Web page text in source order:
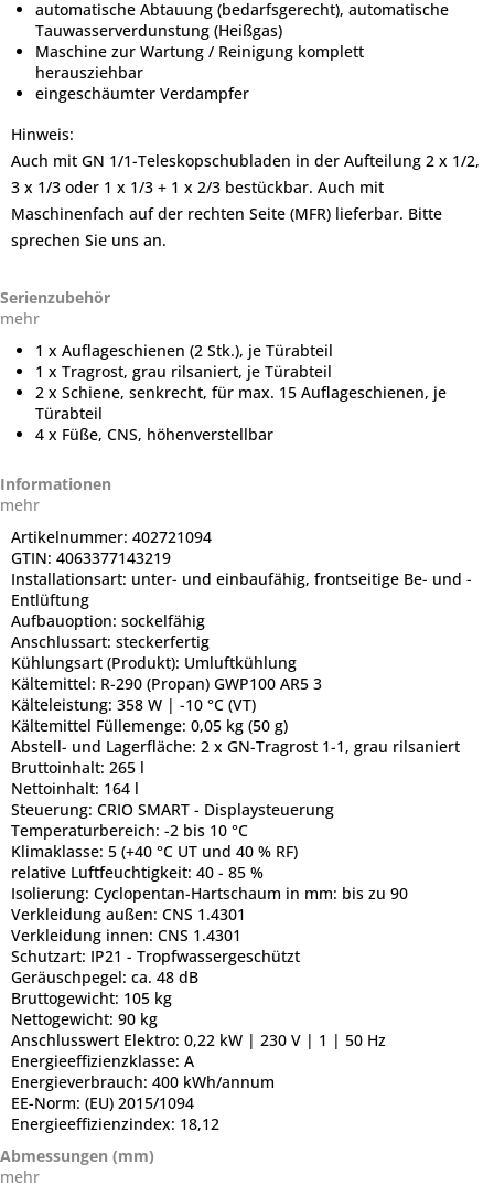
automatische Abtauung (bedarfsgerecht), automatische
Tauwasserverdunstung (Heißgas)
Maschine zur Wartung / Reinigung komplett
herausziehbar
eingeschäumter Verdampfer
Hinweis:
Auch mit GN 1/1-Teleskopschubladen in der Aufteilung 2 x 1/2,
3 x 1/3 oder 1 x 1/3 + 1 x 2/3 bestückbar. Auch mit
Maschinenfach auf der rechten Seite (MFR) lieferbar. Bitte
sprechen Sie uns an.
Serienzubehör
mehr
1 x Auflageschienen (2 Stk.), je Türabteil
1 x Tragrost, grau rilsaniert, je Türabteil
2 x Schiene, senkrecht, für max. 15 Auflageschienen, je
Türabteil
4 x Füße, CNS, höhenverstellbar
Informationen
mehr
Artikelnummer: 402721094
GTIN: 4063377143219
Installationsart: unter- und einbaufähig, frontseitige Be- und -
Entlüftung
Aufbauoption: sockelfähig
Anschlussart: steckerfertig
Kühlungsart (Produkt): Umluftkühlung
Kältemittel: R-290 (Propan) GWP100 AR5 3
Kälteleistung: 358 W | -10 °C (VT)
Kältemittel Füllemenge: 0,05 kg (50 g)
Abstell- und Lagerfläche: 2 x GN-Tragrost 1-1, grau rilsaniert
Bruttoinhalt: 265 l
Nettoinhalt: 164 l
Steuerung: CRIO SMART - Displaysteuerung
Temperaturbereich: -2 bis 10 °C
Klimaklasse: 5 (+40 °C UT und 40 % RF)
relative Luftfeuchtigkeit: 40 - 85 %
Isolierung: Cyclopentan-Hartschaum in mm: bis zu 90
Verkleidung außen: CNS 1.4301
Verkleidung innen: CNS 1.4301
Schutzart: IP21 - Tropfwassergeschützt
Geräuschpegel: ca. 48 dB
Bruttogewicht: 105 kg
Nettogewicht: 90 kg
Anschlusswert Elektro: 0,22 kW | 230 V | 1 | 50 Hz
Energieeffizienzklasse: A
Energieverbrauch: 400 kWh/annum
EE-Norm: (EU) 2015/1094
Energieeffizienzindex: 18,12
Abmessungen (mm)
mehr